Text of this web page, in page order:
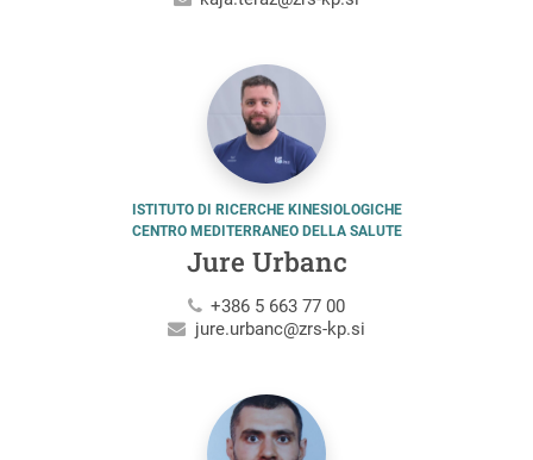
ISTITUTO DI RICERCHE KINESIOLOGICHE
CENTRO MEDITERRANEO DELLA SALUTE
Jure Urbanc
+386 5 663 77 00
jure.urbanc@zrs-kp.si